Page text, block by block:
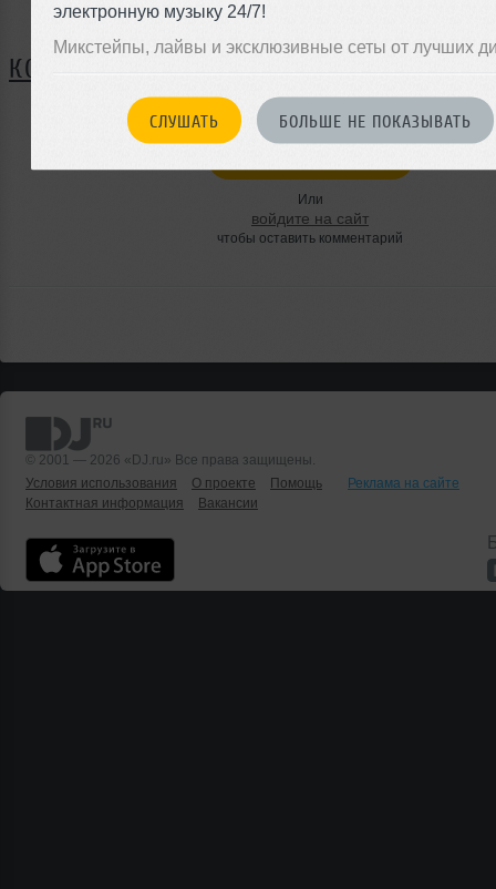
электронную музыку 24/7!
Микстейпы, лайвы и эксклюзивные сеты от лучших
СЛУШАТЬ БОЛЬШЕ НЕ ПОКАЗЫВАТЬ
Нет записей в блоге
КОММЕНТАРИИ
Или
войдите на сайт
чтобы оставить комментарий
© 2001 — 2026 «DJ.ru» Все права защищены.
Условия использования
О проекте Помощь
Реклама на сайте
Контактная информация
Вакансии